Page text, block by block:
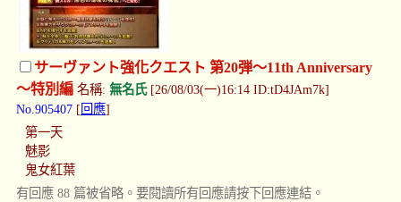
サーヴァント強化クエスト 第20弾～11th Anniversary
～特別編 名稱: 無名氏[26/08/03(一)16:14 ID:tD4JAm7k]
No.905407 [ 回應]
第一天
魅影
鬼女紅葉
有回應 88 篇被省略。要閱讀所有回應請按下回應連結。